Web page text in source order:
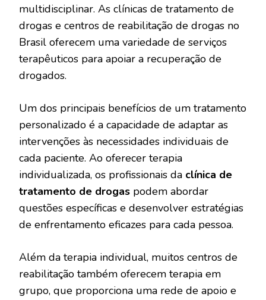
multidisciplinar. As clínicas de tratamento de
drogas e centros de reabilitação de drogas no
Brasil oferecem uma variedade de serviços
terapêuticos para apoiar a recuperação de
drogados.
Um dos principais benefícios de um tratamento
personalizado é a capacidade de adaptar as
intervenções às necessidades individuais de
cada paciente. Ao oferecer terapia
individualizada, os profissionais da clínica de
tratamento de drogas podem abordar
questões específicas e desenvolver estratégias
de enfrentamento eficazes para cada pessoa.
Além da terapia individual, muitos centros de
reabilitação também oferecem terapia em
grupo, que proporciona uma rede de apoio e